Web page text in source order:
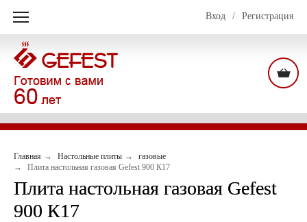
Вход / Регистрация
Главная Настольные плиты
газовые
Плита настольная газовая Gefest 900 К17
Плита настольная газовая Gefest
900 К17